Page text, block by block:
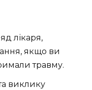
лікаря,
якщо ви
травму.
виклику